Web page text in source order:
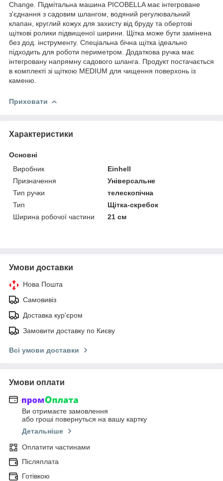
Change. Підмітальна машина PICOBELLA має інтегроване
з'єднання з садовим шлангом, водяний регулювальний
клапан, круглий кожух для захисту від бруду та обертові
щіткові ролики підвищеної ширини. Щітка може бути замінена
без дод. інструменту. Спеціальна бічна щітка ідеально
підходить для роботи периметром. Додаткова ручка має
інтегровану напрямну садового шланга. Продукт постачається
в комплекті зі щіткою MEDIUM для чищення поверхонь із
каменю.
Приховати
Характеристики
Основні
Виробник
Einhell
Призначення
Універсальне
Тип ручки
телескопічна
Тип
Щітка-скребок
Ширина робочої частини
21 см
Умови доставки
Нова Пошта
Самовивіз
Доставка кур'єром
Замовити доставку по Києву
Всі умови доставки
Умови оплати
Ви отримаєте замовлення
або гроші повернуться на вашу картку
Детальніше
Оплатити частинами
Післяплата
Готівкою